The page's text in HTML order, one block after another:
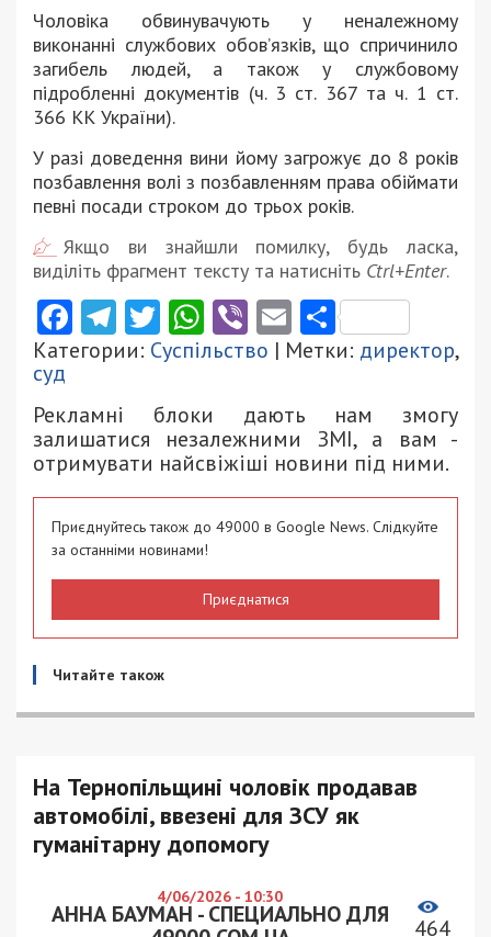
Чоловіка обвинувачують у неналежному
виконанні службових обов’язків, що спричинило
загибель людей, а також у службовому
підробленні документів (ч. 3 ст. 367 та ч. 1 ст.
366 КК України).
У разі доведення вини йому загрожує до 8 років
позбавлення волі з позбавленням права обіймати
певні посади строком до трьох років.
Якщо ви знайшли помилку, будь ласка,
виділіть фрагмент тексту та натисніть Ctrl+Enter.
Facebook
Telegram
Twitter
WhatsApp
ViberEmail
Категории: Суспільство | Метки: директор,
суд
Рекламні блоки дають нам змогу
залишатися незалежними ЗМІ, а вам -
отримувати найсвіжіші новини під ними.
Приєднуйтесь також до 49000 в Google News. Слідкуйте
за останніми новинами!
Приєднатися
Читайте також
На Тернопільщині чоловік продавав
автомобілі, ввезені для ЗСУ як
гуманітарну допомогу
4/06/2026 - 10:30
АННА БАУМАН - СПЕЦИАЛЬНО ДЛЯ
464